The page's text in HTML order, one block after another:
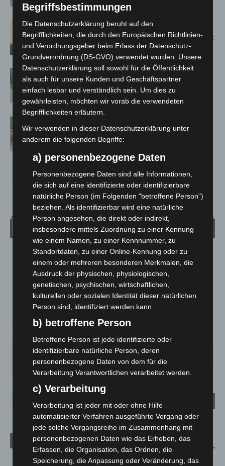
Hannover: Erste Tigermücken-
Population in Niedersachsen entdeckt
Brand im „Haus der Begegnung“ in
Neuwarmbüchen schnell eingedämmt
Notfallsanitäter starten beim Roten
Kreuz
Wetter
LANGENHAGEN
Bedeckt
14.8°C 15°
SO.
33°
MO.
27°
DI.
23 °
MI.
26°
Aktuelle Beiträge
Kunst trifft Weingenuss: Barbara-Susann Mehring zeigt ihre
Begriffsbestimmungen
Die Datenschutzerklärung beruht auf den
Begrifflichkeiten, die durch den Europäischen Richtlinien-
und Verordnungsgeber beim Erlass der Datenschutz-
Grundverordnung (DS-GVO) verwendet wurden. Unsere
Datenschutzerklärung soll sowohl für die Öffentlichkeit
als auch für unsere Kunden und Geschäftspartner
einfach lesbar und verständlich sein. Um dies zu
gewährleisten, möchten wir vorab die verwendeten
Begrifflichkeiten erläutern.
Wir verwenden in dieser Datenschutzerklärung unter
anderem die folgenden Begriffe:
a) personenbezogene Daten
Personenbezogene Daten sind alle Informationen,
die sich auf eine identifizierte oder identifizierbare
natürliche Person (im Folgenden "betroffene Person")
beziehen. Als identifizierbar wird eine natürliche
Person angesehen, die direkt oder indirekt,
insbesondere mittels Zuordnung zu einer Kennung
wie einem Namen, zu einer Kennnummer, zu
Standortdaten, zu einer Online-Kennung oder zu
einem oder mehreren besonderen Merkmalen, die
Ausdruck der physischen, physiologischen,
genetischen, psychischen, wirtschaftlichen,
kulturellen oder sozialen Identität dieser natürlichen
Person sind, identifiziert werden kann.
b) betroffene Person
Betroffene Person ist jede identifizierte oder
identifizierbare natürliche Person, deren
personenbezogene Daten von dem für die
Verarbeitung Verantwortlichen verarbeitet werden.
c) Verarbeitung
Verarbeitung ist jeder mit oder ohne Hilfe
automatisierter Verfahren ausgeführte Vorgang oder
jede solche Vorgangsreihe im Zusammenhang mit
personenbezogenen Daten wie das Erheben, das
Erfassen, die Organisation, das Ordnen, die
Speicherung, die Anpassung oder Veränderung, das